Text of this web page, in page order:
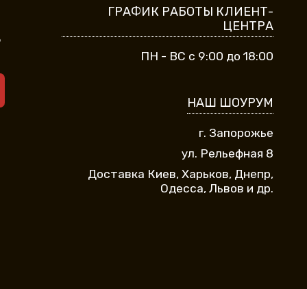
ГРАФИК РАБОТЫ КЛИЕНТ-
ЦЕНТРА
ПН - ВС с 9:00 до 18:00
НАШ ШОУРУМ
г. Запорожье
ул. Рельефная 8
Доставка Киев, Харьков, Днепр,
Одесса, Львов и др.